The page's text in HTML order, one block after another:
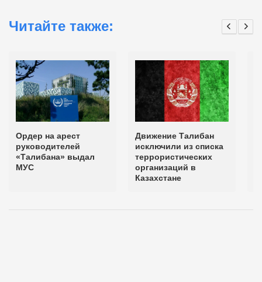
Читайте также:
Ордер на арест
руководителей
«Талибана» выдал
МУС
Движение Талибан
исключили из списка
террористических
организаций в
Казахстане